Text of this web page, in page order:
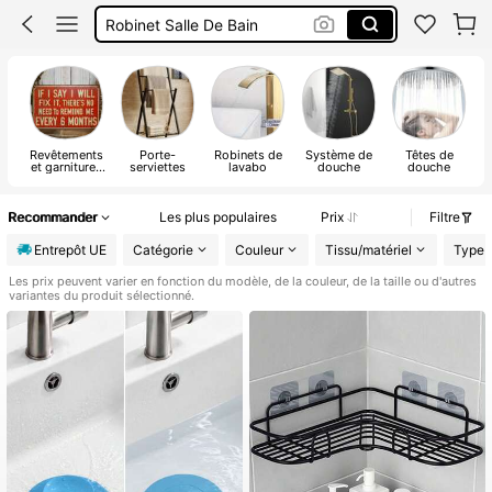
Robinet Salle De Bain
Douchette Toilette
Revêtements
et garnitures
Porte-
serviettes
Robinets de
lavabo
Système de
douche
Têtes de
douche
Recommander Les plus populaires Prix
Filtre
Entrepôt UE
Catégorie Couleur Tissu/matériel Type
Les prix peuvent varier en fonction du modèle, de la couleur, de la taille ou d'autres
variantes du produit sélectionné.